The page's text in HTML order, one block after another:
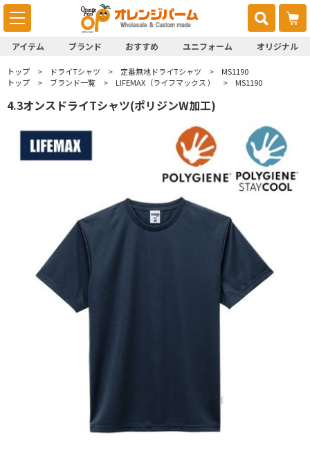
アイテム ブランド おすすめ ユニフォーム オリジナル
トップ ドライTシャツ 定番無地ドライTシャツ
MS1190
トップ
ブランド一覧 LIFEMAX（ライフマックス ） MS1190
4.3オンスドライTシャツ(ポリジンW加工)